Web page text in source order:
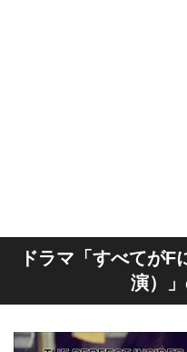
ドラマ「すべてが
演）